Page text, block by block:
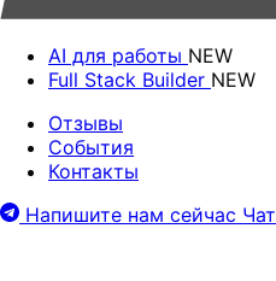
AI для работы NEW
Full Stack Builder NEW
Отзывы
События
Контакты
Напишите нам сейчас Чат